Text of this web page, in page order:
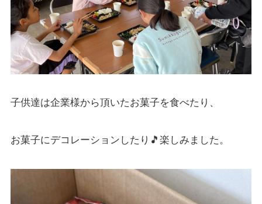
子供達は企業様から頂いたお菓子を食べたり、
お菓子にデコレーションしたり🎵楽しみました。